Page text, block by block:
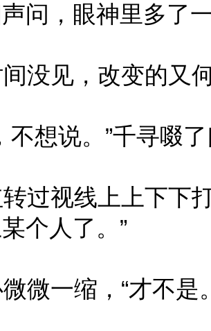
问，眼神里多了
没见，改变的又
想说。”千寻啜
过视线上上下下
个人了。”
微一缩，“才不是